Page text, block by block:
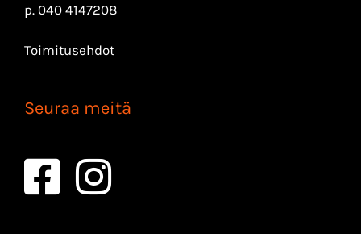
p. 040 4147208
Toimitusehdot
Seuraa meitä